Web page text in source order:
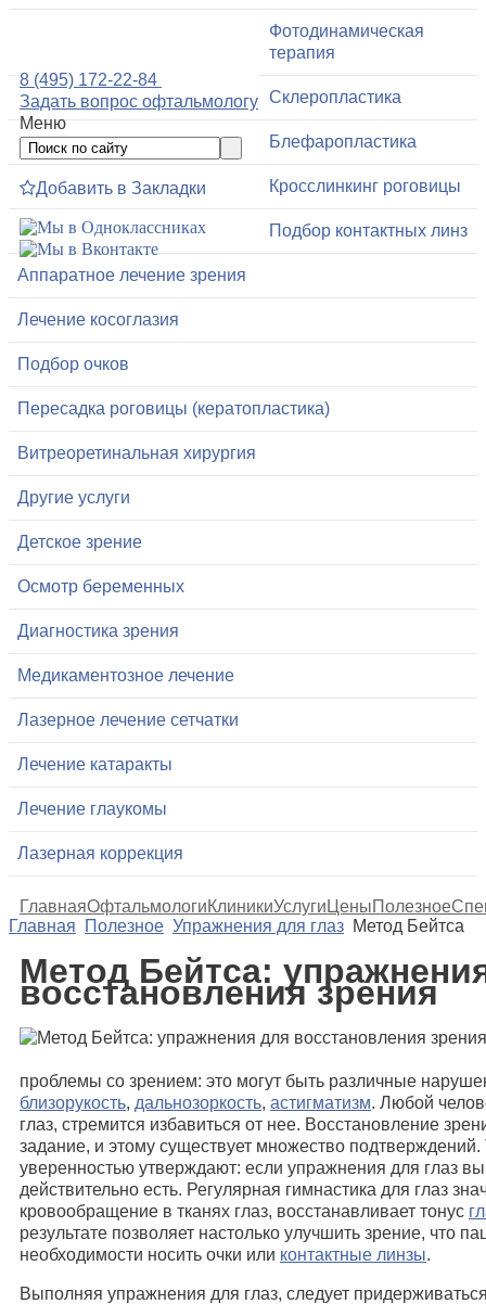
8 (495) 172-22-84
Задать вопрос офтальмологу
Меню
Добавить в Закладки
Фотодинамическая
терапия
Склеропластика
Блефаропластика
Кросслинкинг роговицы
Подбор контактных линз
Аппаратное лечение зрения
Лечение косоглазия
Подбор очков
Пересадка роговицы (кератопластика)
Витреоретинальная хирургия
Другие услуги
Детское зрение
Осмотр беременных
Диагностика зрения
Медикаментозное лечение
Лазерное лечение сетчатки
Лечение катаракты
Лечение глаукомы
Лазерная коррекция
ГлавнаяОфтальмологиКлиникиУслуги ЦеныПолезное
Главная
Полезное Упражнения для глаз Метод Бейтса
Метод Бейтса:
восстановления зрения
проблемы со зрением: это могут быть различные
близорукость, дальнозоркость, астигматизм. Любой
глаз, стремится избавиться от нее. Восстановление
задание, и этому существует множество подтверждений.
уверенностью утверждают: если упражнения для глаз
действительно есть. Регулярная гимнастика для глаз
кровообращение в тканях глаз, восстанавливает тонус
результате позволяет настолько улучшить зрение, что
необходимости носить очки или контактные линзы.
Выполняя упражнения для глаз, следует